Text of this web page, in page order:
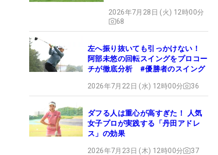
2026年7月28日 (火) 12時00分
68
左へ振り抜いても引っかけない！
阿部未悠の回転スイングをプロコー
チが徹底分析 #優勝者のスイング
2026年7月22日 (水) 12時00分 36
ダフる人は重心が高すぎた！ 人気
女子プロが実践する「丹田アドレ
ス」の効果
2026年7月23日 (木) 12時00分 37